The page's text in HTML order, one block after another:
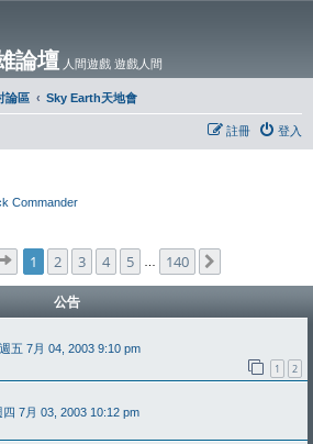
論壇 人間遊戲 遊戲人間
論區 Sky Earth天地會
登入
註冊
Commander
1 頁 (共140頁)
1 2 3 4 5 140
公告
週五 7月 04, 2003 9:10 pm
1 2
四 7月 03, 2003 10:12 pm